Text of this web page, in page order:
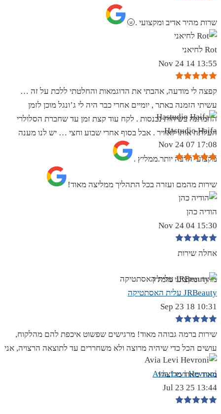
שרות מהיר אדיב ומקצועי .🌝
Rot לחיאני
13:55 14 Nov 24
קפצה לי מודעה, אהבתי את הדוגמאות והחלטתי ללכת על זה …
עשיתי הזמנה באתר , יומיים אחרי כבר היה לי ג’ונגל מוכן לזמן
ההמתנה בשיחות נכנסות . לקח עוד קצת זמן עד שחברת הסלולרי
העלתה אותו לאוויר . אבל בסוף אחרי שבוע וחצי … יש לנו מענה
מקצועי הרבה יותר.ממליץ .
Hastudio Haifa
17:08 07 Nov 24
שירות מהמם ועזרה בכל התהליך ממליצה מאוד!
הודיה כהן
15:30 04 Nov 24
אחלה שירות
מהיר ומקצועי מומלץ
JRBeauty עלית האסתטיקה
10:31 18 Sep 23
שירות ברמה גבוהה מאוד! מרגישים שפשוט איכפת להם מהלקוח,
עושים הכל כדי שיהיה מרוצה ולא משחררים עד לתוצאה הרצויה, אני
מאוד מאוד מרוצה!
Avia Levi Hevroni
13:44 25 Jul 23